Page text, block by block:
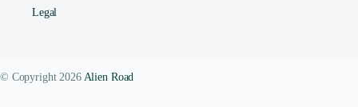
Legal
© Copyright 2026 Alien Road